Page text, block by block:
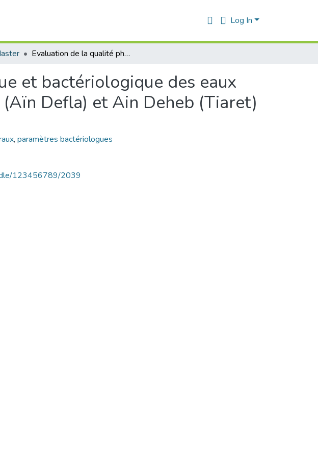
Log In
Evaluation de la qualité physico-chimique et bactériologique des eaux de sources dans les localités de Miliana (Aïn Defla) et Ain Deheb (Tiaret)
et bactériologique des eaux
Defla) et Ain Deheb (Tiaret)
, paramètres bactériologues
123456789/2039